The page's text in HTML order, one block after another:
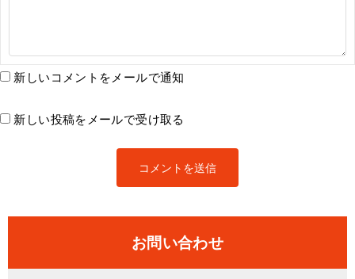
新しいコメントをメールで通知
新しい投稿をメールで受け取る
お問い合わせ